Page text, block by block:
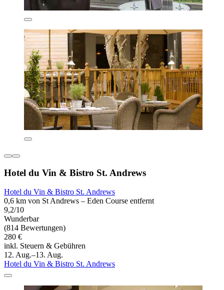
Hotel du Vin & Bistro St. Andrews
Hotel du Vin & Bistro St. Andrews
0,6 km von St Andrews – Eden Course entfernt
9,2/10
Wunderbar
(814 Bewertungen)
280 €
inkl. Steuern & Gebühren
12. Aug.–13. Aug.
Hotel du Vin & Bistro St. Andrews